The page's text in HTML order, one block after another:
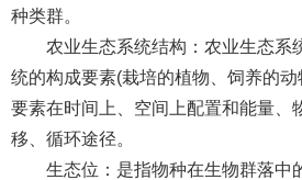
种类群。
农业生态系统结构：农业生态系
统的构成要素(栽培的植物、饲养的
要素在时间上、空间上配置和能量、
移、循环途径。
生态位：是指物种在生物群落中